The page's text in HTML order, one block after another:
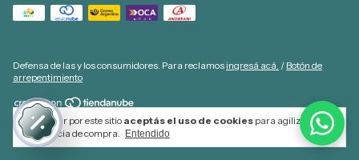
Al navegar por este sitio aceptás el uso de cookies para agilizar tu
experiencia de compra.
Entendido
Defensa de las y los consumidores. Para reclamos ingresá acá. / Botón de
arrepentimiento
Copyright COLABO Libros - 2026. Todos los derechos reservados.